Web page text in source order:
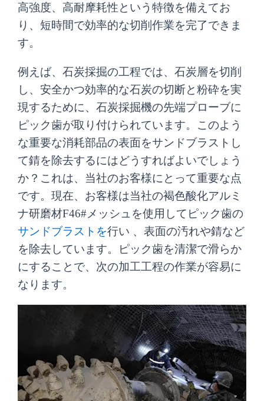
高強度、高耐摩耗性という特徴を備えてお
り、短時間で効率的な切削作業を完了できま
す。
例えば、石炭採掘の工程では、石炭層を切削
し、安全かつ効率的な石炭の切断と粉砕を実
現するために、石炭採掘機の先端プローブに
ピック歯が取り付けられています。このよう
な重要な消耗部品の表面をサンドブラストし
て錆を除去するにはどうすればよいでしょう
か？これは、当社のお客様にとって重要な点
です。現在、お客様は当社の褐色酸化アルミ
ナ研磨材F46#メッシュを使用してピック歯の
サンドブラストを行い 、表面の汚れや錆など
を除去しています。ピック歯を清潔で滑らか
にすることで、次の加工工程の作業が容易に
なります。